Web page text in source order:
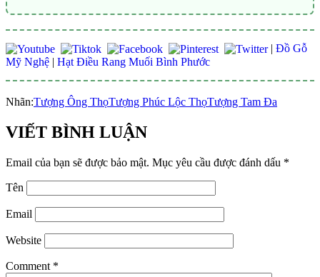
| Đồ Gỗ
Mỹ Nghệ
Hạt Điều Rang Muối Bình Phước
Nhãn:Tượng Ông ThọTượng Phúc Lộc ThọTượng Tam Đa
VIẾT BÌNH LUẬN
Email của bạn sẽ được bảo mật. Mục yêu cầu được đánh dấu *
Tên
Email
Website
Comment *